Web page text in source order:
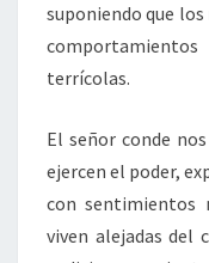
suponiendo que
terrícolas.
El señor conde
ejercen el poder,
con sentimientos
viven alejadas del